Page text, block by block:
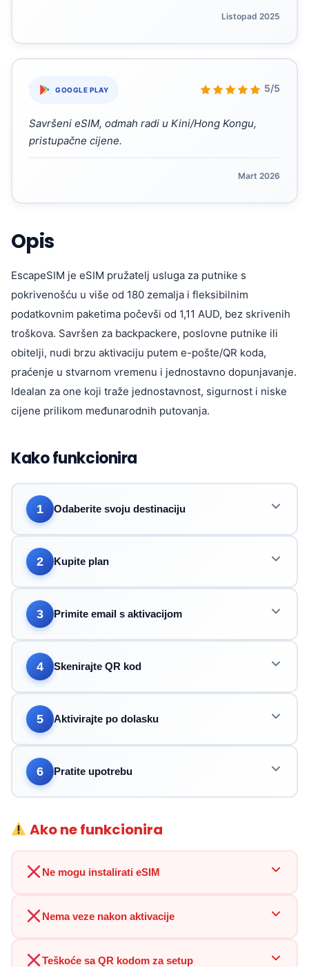
Listopad 2025
GOOGLE PLAY 5/5
“
Savršeni eSIM, odmah radi u Kini/Hong Kongu,
pristupačne cijene.
Mart 2026
Opis
EscapeSIM je eSIM pružatelj usluga za putnike s
pokrivenošću u više od 180 zemalja i fleksibilnim
podatkovnim paketima počevši od 1,11 AUD, bez skrivenih
troškova. Savršen za backpackere, poslovne putnike ili
obitelji, nudi brzu aktivaciju putem e-pošte/QR koda,
praćenje u stvarnom vremenu i jednostavno dopunjavanje.
Idealan za one koji traže jednostavnost, sigurnost i niske
cijene prilikom međunarodnih putovanja.
Kako funkcionira
1 Odaberite svoju destinaciju
2 Kupite plan
3 Primite email s aktivacijom
4 Skenirajte QR kod
5 Aktivirajte po dolasku
6 Pratite upotrebu
Ako ne funkcionira
Ne mogu instalirati eSIM
Nema veze nakon aktivacije
Teškoće sa QR kodom za setup